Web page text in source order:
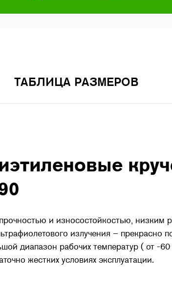
ТАБЛИЦА РАЗМЕРОВ
и износостойкостью,
излучения – прекрасно
диапазон рабочих температур ( от -
жестких условиях эксплуатации.